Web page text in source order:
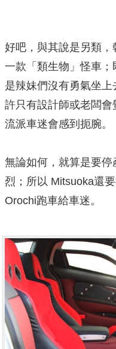
好吧，與其說是另類
一款「類生物」怪車
是辣妹們沒有勇氣坐
許只有設計師或老闆
流派車迷會感到扼腕。
無論如何，就算是要
烈；所以 Mitsuoka還
Orochi跑車給車迷。